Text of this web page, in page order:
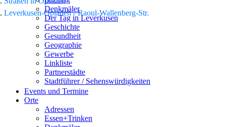
Denkmäler
Der Tag in Leverkusen
Geschichte
Gesundheit
Geographie
Gewerbe
Linkliste
Partnerstädte
Stadtführer / Sehenswürdigkeiten
Stadtplan
Sport
Who is who
Events und Termine
Orte
Adressen
Essen+Trinken
Leverkusen-Opladen - Raoul-Wallenberg-Str.